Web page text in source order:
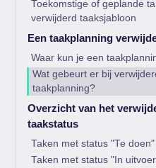
Toekomstige of geplande
verwijderd taaksjabloon
Een taakplanning
Waar kun je een
Wat gebeurt er bij
taakplanning?
Overzicht van het
taakstatus
Taken met status "Te doen"
Taken met status "In